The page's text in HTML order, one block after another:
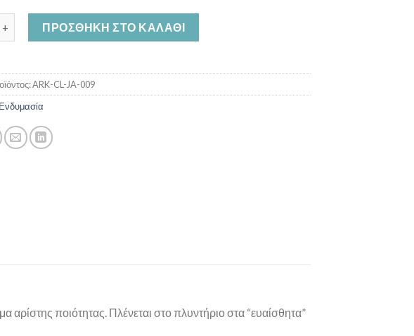
Μάσκα Τούλι Premium ποσότητα
ΠΡΟΣΘΉΚΗ ΣΤΟ ΚΑΛΆΘΙ
ARK-CL-JA-009
Ενδυμασία
ποιότητας. Πλένεται στο πλυντήριο στα “ευαίσθητα”